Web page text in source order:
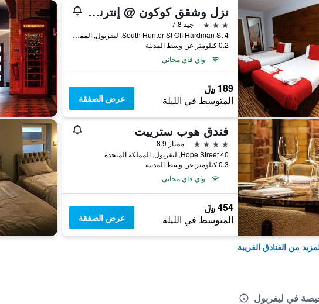
نزل وشقق كوكون @ إنترناشونال
3 نجوم
جيد 7.8
4 South Hunter St Off Hardman St, ليفربول, المملكة المتحدة
0.2 كيلومتر عن وسط المدينة
واي فاي مجاني
189 ﷼
المتوسط في الليلة عرض الصفقة
فندق هوب سترييت
4 نجوم
ممتاز 8.9
40 Hope Street, ليفربول, المملكة المتحدة
0.3 كيلومتر عن وسط المدينة
واي فاي مجاني
454 ﷼
المتوسط في الليلة عرض الصفقة
من الفنادق القريبة
في ليفربول